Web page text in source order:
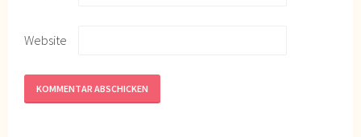
Website